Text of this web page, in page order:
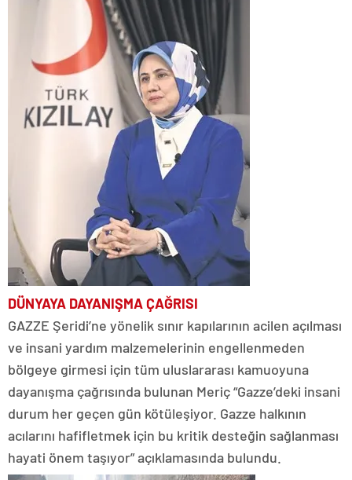
DÜNYAYA DAYANIŞMA ÇAĞRISI
GAZZE Şeridi’ne yönelik sınır kapılarının acilen açılması
ve insani yardım malzemelerinin engellenmeden
bölgeye girmesi için tüm uluslararası kamuoyuna
dayanışma çağrısında bulunan Meriç “Gazze’deki insani
durum her geçen gün kötüleşiyor. Gazze halkının
acılarını hafifletmek için bu kritik desteğin sağlanması
hayati önem taşıyor” açıklamasında bulundu.